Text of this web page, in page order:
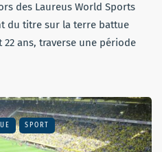
des Laureus World Sports
du titre sur la terre battue
ans, traverse une période
SPORT